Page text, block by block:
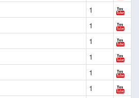
1
1
1
1
1
1